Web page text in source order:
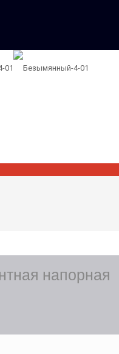
напорная